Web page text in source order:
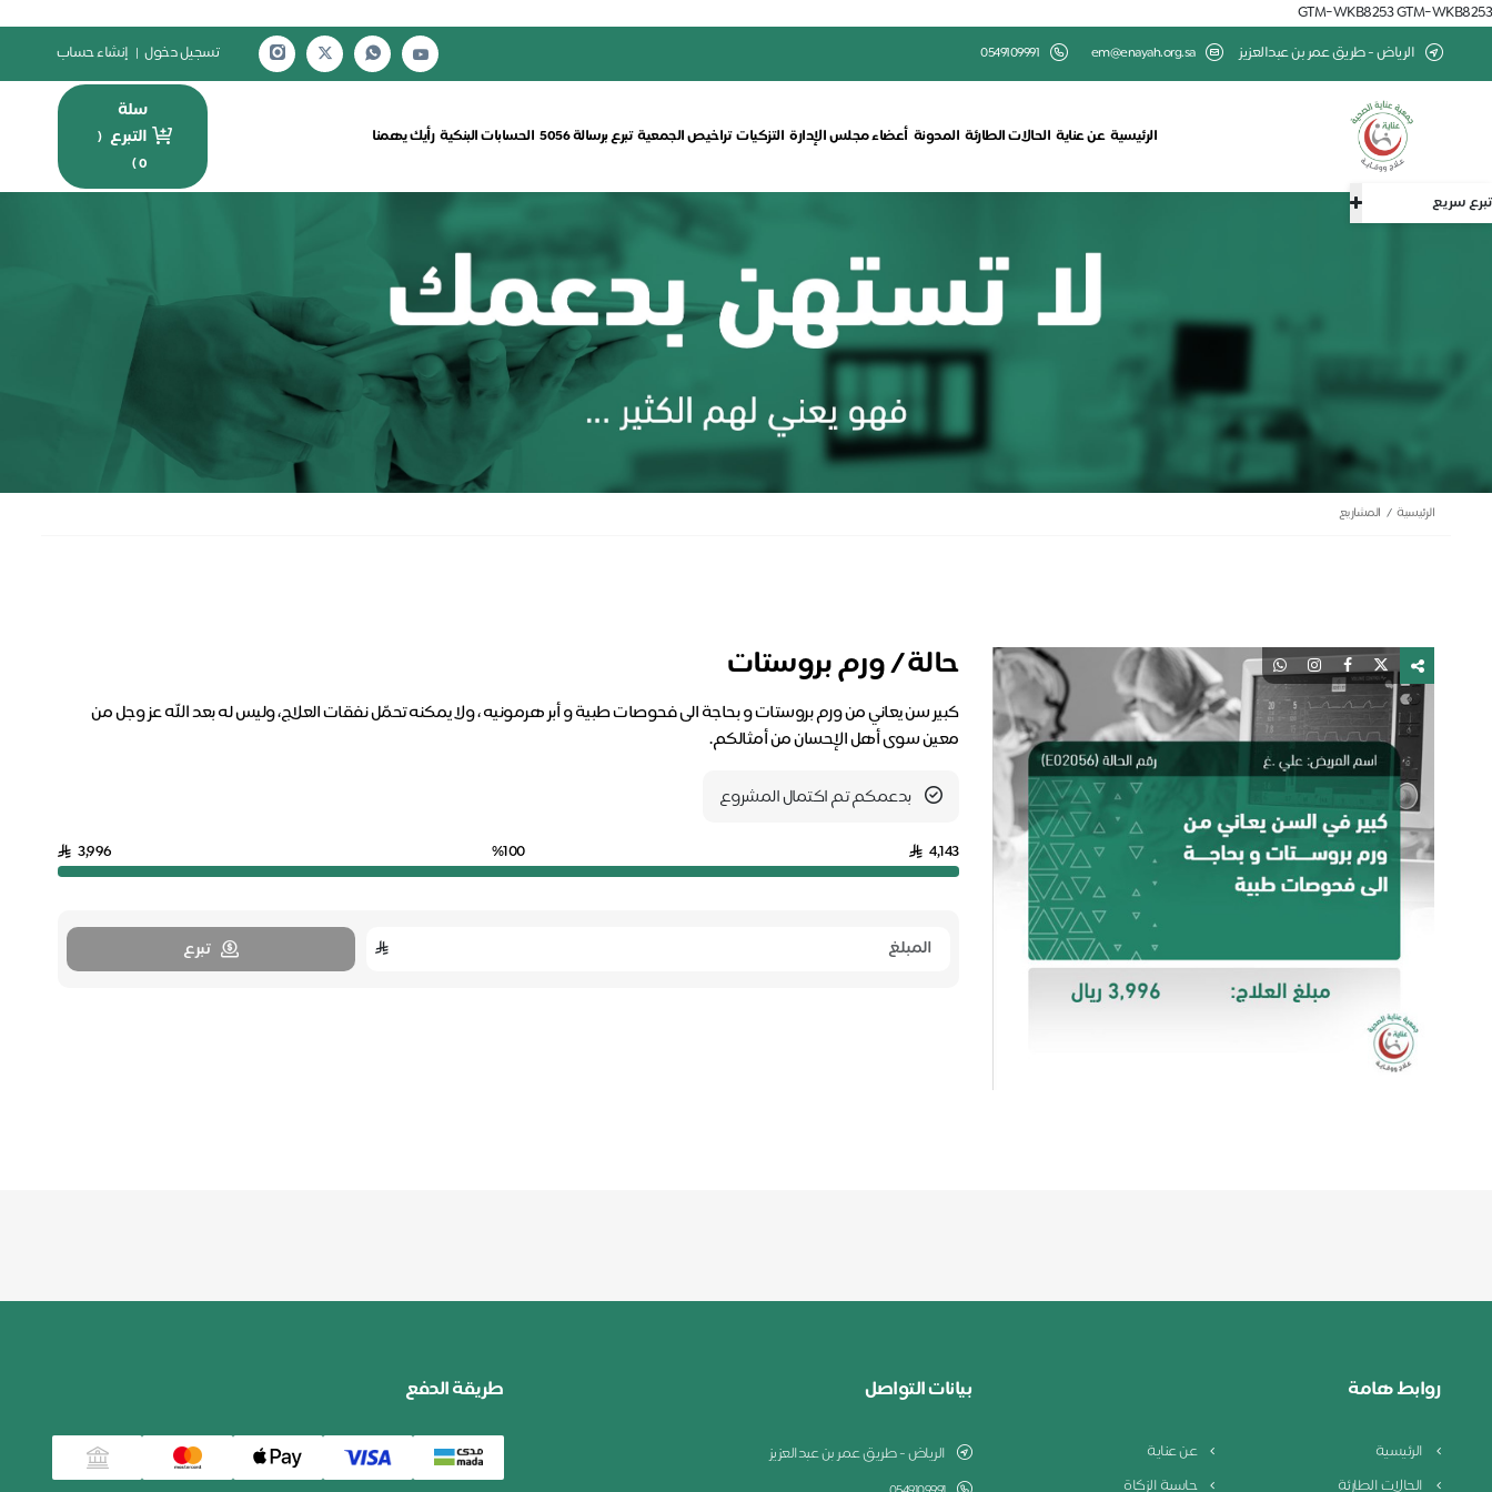
GTM-WKB8253GTM-WKB8253
تبرع سريع
الرياض - طريق عمر بن عبدالعزيز em@enayah.org.sa
0549109991 تسجيل دخول | إنشاء حساب
الرئيسية عن عناية الحالات الطارئة المدونة أعضاء مجلس الإدارة التزكيات تراخيص الجمعية تبرع برسالة 5056 الحسابات البنكية رأيك يهمنا
سلة
التبرع (
0
)
الرئيسية المشاريع
حالة / ورم بروستات
كبير سن يعاني من ورم بروستات و بحاجة الى فحوصات طبية و أبر هرمونيه ، ولا يمكنه تحمّل نفقات العلاج، وليس له بعد الله عز وجل من
معين سوى أهل الإحسان من أمثالكم.
بدعمكم تم اكتمال المشروع
4,143
%100
3,996
تبرع
روابط هامة
الرئيسية
عن عناية
الحالات الطارئة
حاسبة الزكاة
بيانات التواصل
الرياض - طريق عمر بن عبدالعزيز
طريقة الدفع